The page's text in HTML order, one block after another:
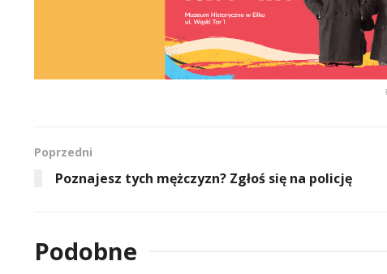
Poprzedni
Poznajesz tych mężczyzn? Zgłoś się na policję
Podobne